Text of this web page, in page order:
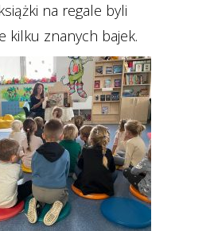
na regale byli
kilku znanych bajek.